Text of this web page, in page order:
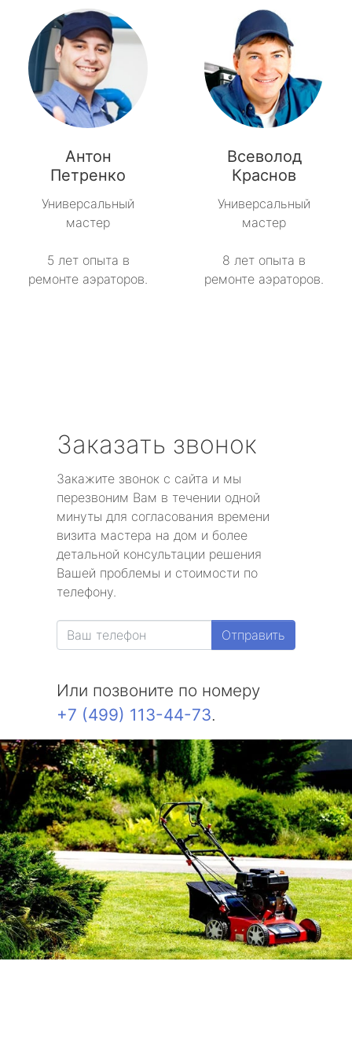
Антон
Петренко
Универсальный
мастер
5 лет опыта в
ремонте аэраторов.
Всеволод
Краснов
Универсальный
мастер
8 лет опыта в
ремонте аэраторов.
Заказать звонок
Закажите звонок с сайта и мы
перезвоним Вам в течении одной
минуты для согласования времени
визита мастера на дом и более
детальной консультации решения
Вашей проблемы и стоимости по
телефону.
Отправить
Или позвоните по номеру
+7 (499) 113-44-73.